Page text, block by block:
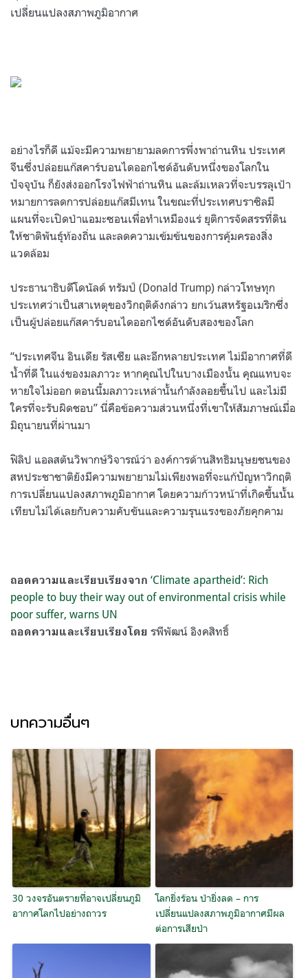
เปลี่ยนแปลงสภาพภูมิอากาศ
อย่างไรก็ดี แม้จะมีความพยายามลดการพึ่งพาถ่านหิน ประเทศ
จีนซึ่งปล่อยแก๊สคาร์บอนไดออกไซด์อันดับหนึ่งของโลกใน
ปัจจุบัน ก็ยังส่งออกโรงไฟฟ้าถ่านหิน และล้มเหลวที่จะบรรลุเป้า
หมายการลดการปล่อยแก๊สมีเทน ในขณะที่ประเทศบราซิลมี
แผนที่จะเปิดป่าแอมะซอนเพื่อทำเหมืองแร่ ยุติการจัดสรรที่ดิน
ให้ชาติพันธุ์ท้องถิ่น และลดความเข้มข้นของการคุ้มครองสิ่ง
แวดล้อม
ประธานาธิบดีโดนัลด์ ทรัมป์ (Donald Trump) กล่าวโทษทุก
ประเทศว่าเป็นสาเหตุของวิกฤติดังกล่าว ยกเว้นสหรัฐอเมริกซึ่ง
เป็นผู้ปล่อยแก๊สคาร์บอนไดออกไซด์อันดับสองของโลก
“ประเทศจีน อินเดีย รัสเซีย และอีกหลายประเทศ ไม่มีอากาศที่ดี
น้ำที่ดี ในแง่ของมลภาวะ หากคุณไปในบางเมืองนั้น คุณแทบจะ
หายใจไม่ออก ตอนนี้มลภาวะเหล่านั้นกำลังลอยขึ้นไป และไม่มี
ใครที่จะรับผิดชอบ” นี่คือข้อความส่วนหนึ่งที่เขาให้สัมภาษณ์เมื่อ
มิถุนายนที่ผ่านมา
ฟิลิป แอลสตันวิพากษ์วิจารณ์ว่า องค์การด้านสิทธิมนุษยชนของ
สหประชาชาติยังมีความพยายามไม่เพียงพอที่จะแก้ปัญหาวิกฤติ
การเปลี่ยนแปลงสภาพภูมิอากาศ โดยความก้าวหน้าที่เกิดขึ้นนั้น
เทียบไม่ได้เลยกับความคับขันและความรุนแรงของภัยคุกคาม
ถอดความและเรียบเรียงจาก ‘Climate apartheid’: Rich
people to buy their way out of environmental crisis while
poor suffer, warns UN
ถอดความและเรียบเรียงโดย รพีพัฒน์ อิงคสิทธิ์
บทความอื่นๆ
30 วงจรอันตรายที่อาจเปลี่ยนภูมิ
อากาศโลกไปอย่างถาวร
โลกยิ่งร้อน ป่ายิ่งลด – การ
เปลี่ยนแปลงสภาพภูมิอากาศมีผล
ต่อการเสียป่า